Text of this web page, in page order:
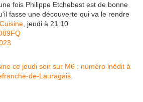
fois Philippe Etchebest est de bonne
fasse une découverte qui va le rendre
, jeudi à 21:10